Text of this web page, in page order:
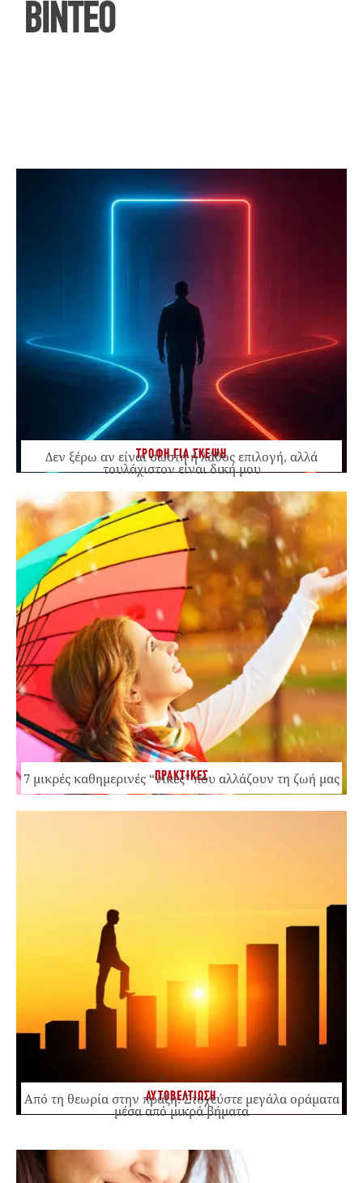
ΒΙΝΤΕΟ
ΤΡΟΦΗ ΓΙΑ ΣΚΕΨΗ
Δεν ξέρω αν είναι σωστή ή λάθος επιλογή, αλλά
τουλάχιστον είναι δική μου
ΠΡΑΚΤΙΚΕΣ
7 μικρές καθημερινές “νίκες” που αλλάζουν τη ζωή μας
ΑΥΤΟΒΕΛΤΙΩΣΗ
Από τη θεωρία στην πράξη: Στοχεύστε μεγάλα οράματα
μέσα από μικρά βήματα